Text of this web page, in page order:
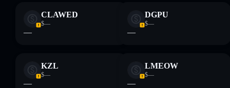
CLAWED
$—
—
DGPU
$—
—
KZL
$—
—
LMEOW
$—
—